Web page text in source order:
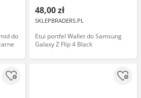
do
48,00 zł
SKLEPBRADERS.PL
Etui portfel Wallet do Samsung
Galaxy Z Flip 4 Black